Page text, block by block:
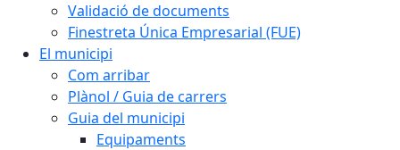
Validació de documents
Finestreta Única Empresarial (FUE)
El municipi
Com arribar
Plànol / Guia de carrers
Guia del municipi
Equipaments